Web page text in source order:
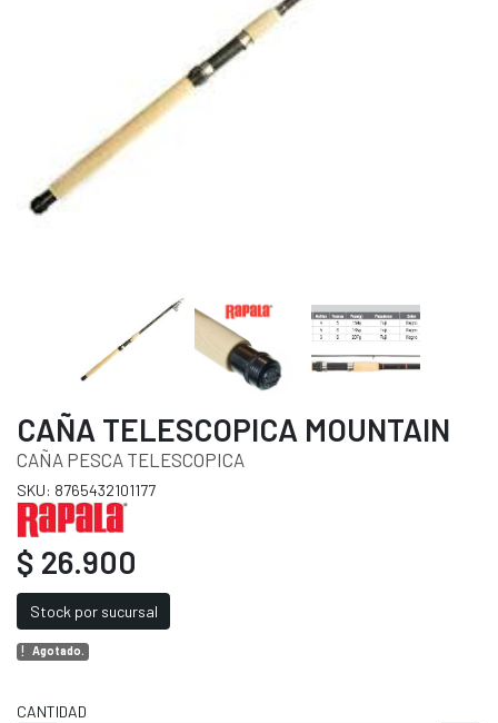
CAÑA TELESCOPICA MOUNTAIN
CAÑA PESCA TELESCOPICA
SKU: 8765432101177
$ 26.900
Stock por sucursal
Agotado.
CANTIDAD